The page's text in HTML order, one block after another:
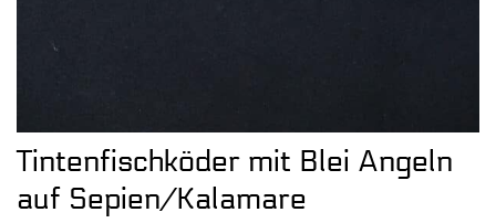
Tintenfischköder mit Blei Angeln
auf Sepien/Kalamare